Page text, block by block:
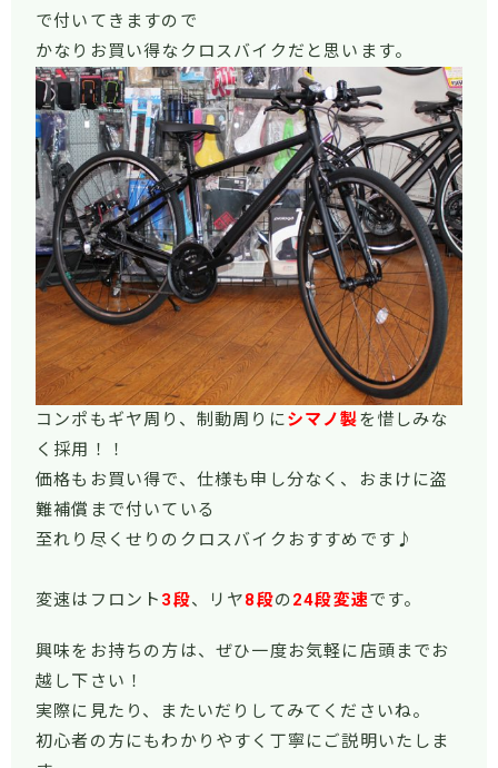
で付いてきますので
かなりお買い得なクロスバイクだと思います。
コンポもギヤ周り、制動周りにシマノ製を惜しみな
く採用！！
価格もお買い得で、仕様も申し分なく、おまけに盗
難補償まで付いている
至れり尽くせりのクロスバイクおすすめです♪
変速はフロント 3段、リヤ8段の 24段変速です。
興味をお持ちの方は、ぜひ一度お気軽に店頭までお
越し下さい！
実際に見たり、またいだりしてみてくださいね。
初心者の方にもわかりやすく丁寧にご説明いたしま